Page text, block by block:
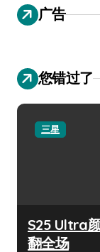
广告
您错过了
三星
S25 Ultra
翻全场